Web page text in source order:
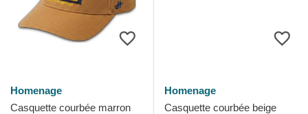
Homenage
Casquette courbée marron
Homenage
Casquette courbée beige